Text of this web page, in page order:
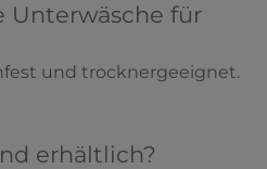
Unterwäsche für
und trocknergeeignet.
erhältlich?